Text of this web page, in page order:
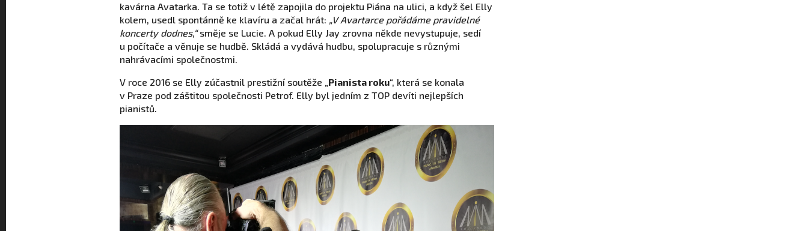
kavárna Avatarka. Ta se totiž v létě zapojila do projektu Piána na ulici, a když šel Elly
kolem, usedl spontánně ke klavíru a začal hrát: „V Avartarce pořádáme pravidelné
koncerty dodnes,“směje se Lucie. A pokud Elly Jay zrovna někde nevystupuje, sedí
u počítače a věnuje se hudbě. Skládá a vydává hudbu, spolupracuje s různými
nahrávacími společnostmi.
V roce 2016 se Elly zúčastnil prestižní soutěže „Pianista roku“, která se konala
v Praze pod záštitou společnosti Petrof. Elly byl jedním z TOP devíti nejlepších
pianistů.